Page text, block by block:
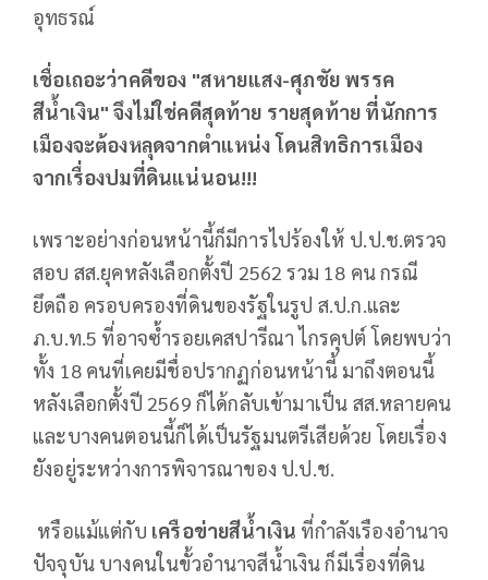
อุทธรณ์
เชื่อเถอะว่าคดีของ "สหายแสง-ศุภชัย พรรค
สีน้ำเงิน" จึงไม่ใช่คดีสุดท้าย รายสุดท้าย ที่นักการ
เมืองจะต้องหลุดจากตำแหน่ง โดนสิทธิการเมือง
จากเรื่องปมที่ดินแน่นอน!!!
เพราะอย่างก่อนหน้านี้ก็มีการไปร้องให้ ป.ป.ช.ตรวจ
สอบ สส.ยุคหลังเลือกตั้งปี 2562 รวม 18 คน กรณี
ยึดถือ ครอบครองที่ดินของรัฐในรูป ส.ป.ก.และ
ภ.บ.ท.5 ที่อาจซ้ำรอยเคสปารีณา ไกรคุปต์ โดยพบว่า
ทั้ง 18 คนที่เคยมีชื่อปรากฏก่อนหน้านี้ มาถึงตอนนี้
หลังเลือกตั้งปี 2569 ก็ได้กลับเข้ามาเป็น สส.หลายคน
และบางคนตอนนี้ก็ได้เป็นรัฐมนตรีเสียด้วย โดยเรื่อง
ยังอยู่ระหว่างการพิจารณาของ ป.ป.ช.
หรือแม้แต่กับ เครือข่ายสีน้ำเงิน ที่กำลังเรืองอำนาจ
ปัจจุบัน บางคนในขั้วอำนาจสีน้ำเงิน ก็มีเรื่องที่ดิน